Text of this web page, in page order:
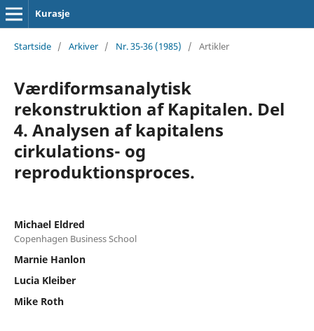
Kurasje
Startside / Arkiver / Nr. 35-36 (1985) / Artikler
Værdiformsanalytisk
rekonstruktion af Kapitalen. Del
4. Analysen af kapitalens
cirkulations- og
reproduktionsproces.
Michael Eldred
Copenhagen Business School
Marnie Hanlon
Lucia Kleiber
Mike Roth